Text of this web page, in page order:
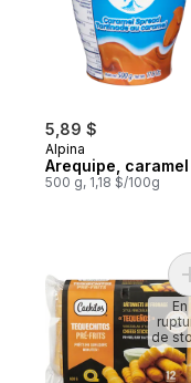
5,89 $
Alpina
Arequipe, caramel
500 g, 1,18 $/100g
En
de